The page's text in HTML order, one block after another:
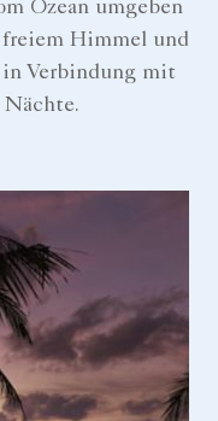
Ozean umgeben
Himmel und
in Verbindung mit
Nächte.